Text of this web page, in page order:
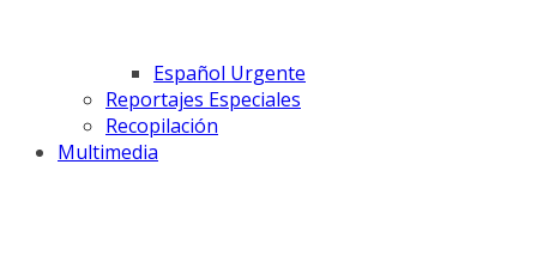
Español Urgente
Reportajes Especiales
Recopilación
Multimedia